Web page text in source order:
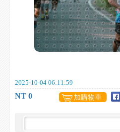
2025-10-04 06:11:59
NT 0 加購物車